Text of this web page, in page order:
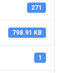
271
798.91 KB
1